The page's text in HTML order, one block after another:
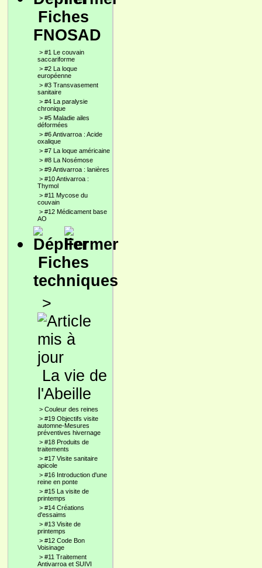
Fiches
FNOSAD
> #1 Le couvain
saccariforme
> #2 La loque
européenne
> #3 Transvasement
sanitaire
> #4 La paralysie
chronique
> #5 Maladie ailes
déformées
> #6 Antivarroa : Acide
oxalique
> #7 La loque américaine
> #8 La Nosémose
> #9 Antivarroa : lanières
> #10 Antivarroa :
Thymol
> #11 Mycose du
couvain
> #12 Médicament base
AO
Fiches
techniques
>
La vie de
l'Abeille
> Couleur des reines
> #19 Objectifs visite
automne-Mesures
préventives hivernage
> #18 Produits de
traitements
> #17 Visite sanitaire
apicole
> #16 Introduction d'une
reine en ponte
> #15 La visite de
printemps
> #14 Créations
d'essaims
> #13 Visite de
printemps
> #12 Code Bon
Voisinage
> #11 Traitement
Antivarroa et SUIVI